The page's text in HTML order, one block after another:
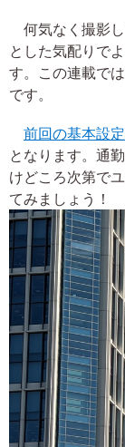
何気なく撮影
とした気配りで
す。この連載で
です。
前回の基本設
となります。通
けどころ次第で
てみましょう！